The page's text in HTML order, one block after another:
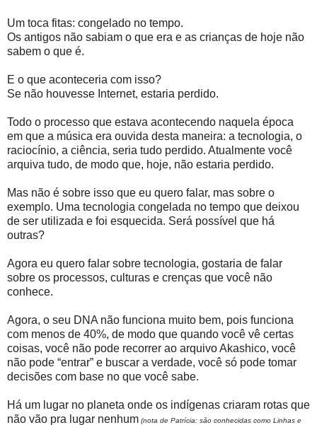
Um toca fitas: congelado no tempo.
Os antigos não sabiam o que era e as crianças de hoje não
sabem o que é.
E o que aconteceria com isso?
Se não houvesse Internet, estaria perdido.
Todo o processo que estava acontecendo naquela época
em que a música era ouvida desta maneira: a tecnologia, o
raciocínio, a ciência, seria tudo perdido. Atualmente você
arquiva tudo, de modo que, hoje, não estaria perdido.
Mas não é sobre isso que eu quero falar, mas sobre o
exemplo. Uma tecnologia congelada no tempo que deixou
de ser utilizada e foi esquecida. Será possível que há
outras?
Agora eu quero falar sobre tecnologia, gostaria de falar
sobre os processos, culturas e crenças que você não
conhece.
Agora, o seu DNA não funciona muito bem, pois funciona
com menos de 40%, de modo que quando você vê certas
coisas, você não pode recorrer ao arquivo Akashico, você
não pode “entrar” e buscar a verdade, você só pode tomar
decisões com base no que você sabe.
Há um lugar no planeta onde os indígenas criaram rotas que
não vão pra lugar nenhum (nota de Patrícia: são conhecidas como Linhas e